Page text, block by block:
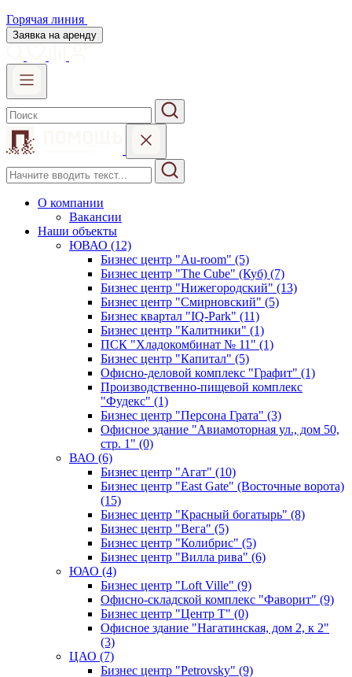
Горячая линия
Заявка на аренду
О компании
Вакансии
Наши объекты
ЮВАО (12)
Бизнес центр "Au-room" (5)
Бизнес центр "The Cube" (Куб) (7)
Бизнес центр "Нижегородский" (13)
Бизнес центр "Смирновский" (5)
Бизнес квартал "IQ-Park" (11)
Бизнес центр "Калитники" (1)
ПСК "Хладокомбинат № 11" (1)
Бизнес центр "Капитал" (5)
Офисно-деловой комплекс "Графит" (1)
Производственно-пищевой комплекс
"Фудекс" (1)
Бизнес центр "Персона Грата" (3)
Офисное здание "Авиамоторная ул., дом 50,
стр. 1" (0)
ВАО (6)
Бизнес центр "Агат" (10)
Бизнес центр "East Gate" (Восточные ворота)
(15)
Бизнес центр "Красный богатырь" (8)
Бизнес центр "Вега" (5)
Бизнес центр "Колибрис" (5)
Бизнес центр "Вилла рива" (6)
ЮАО (4)
Бизнес центр "Loft Ville" (9)
Офисно-складской комплекс "Фаворит" (9)
Бизнес центр "Центр Т" (0)
Офисное здание "Нагатинская, дом 2, к 2"
(3)
ЦАО (7)
Бизнес центр "Petrovsky" (9)